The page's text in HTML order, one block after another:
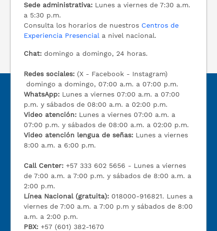
Sede administrativa: Lunes a viernes de 7:30 a.m.
a 5:30 p.m.
Consulta los horarios de nuestros Centros de
Experiencia Presencial a nivel nacional.
Chat: domingo a domingo, 24 horas.
Redes sociales: (X - Facebook - Instagram)
domingo a domingo, 07:00 a.m. a 07:00 p.m.
WhatsApp: Lunes a viernes 07:00 a.m. a 07:00
p.m. y sábados de 08:00 a.m. a 02:00 p.m.
Video atención: Lunes a viernes 07:00 a.m. a
07:00 p.m. y sábados de 08:00 a.m. a 02:00 p.m.
Video atención lengua de señas: Lunes a viernes
8:00 a.m. a 6:00 p.m.
Call Center:+57 333 602 5656 - Lunes a viernes
de 7:00 a.m. a 7:00 p.m. y sábados de 8:00 a.m. a
2:00 p.m.
Línea Nacional (gratuita): 018000-916821. Lunes a
viernes de 7:00 a.m. a 7:00 p.m y sábados de 8:00
a.m. a 2:00 p.m.
PBX:+57 (601) 382-1670